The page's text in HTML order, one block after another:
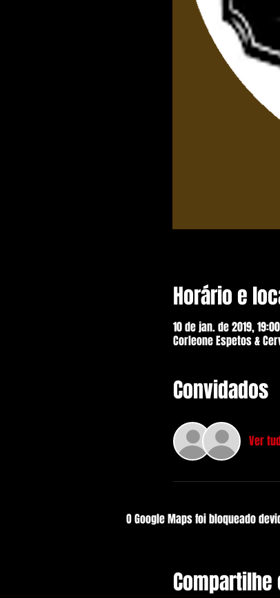
Horário e
10 de jan. de 2019, 19:00
Corleone Espetos &
Convidados
Ver
O Google Maps foi bloqueado